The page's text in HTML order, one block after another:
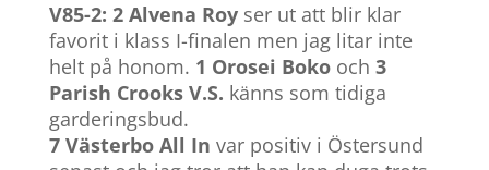
V85-2: 2 Alvena Royser ut att blir klar
favorit i klass I-finalen men jag litar inte
helt på honom. 1 Orosei Bokooch 3
Parish Crooks V.S. känns som tidiga
garderingsbud.
7 Västerbo All In var positiv i Östersund